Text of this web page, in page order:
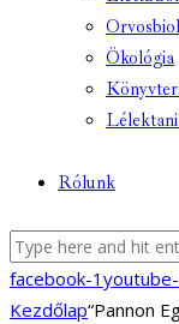
Ökológia
Rólunk
facebook-1 youtube-
Kezdőlap“Pannon